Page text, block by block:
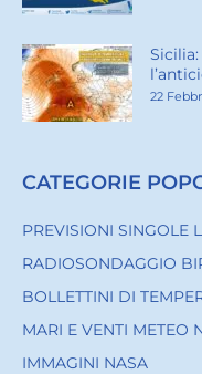
22
CATEGORIE
PREVISIONI SINGOLE
RADIOSONDAGGIO
BOLLETTINI DI
MARI E VENTI METEO
IMMAGINI NASA